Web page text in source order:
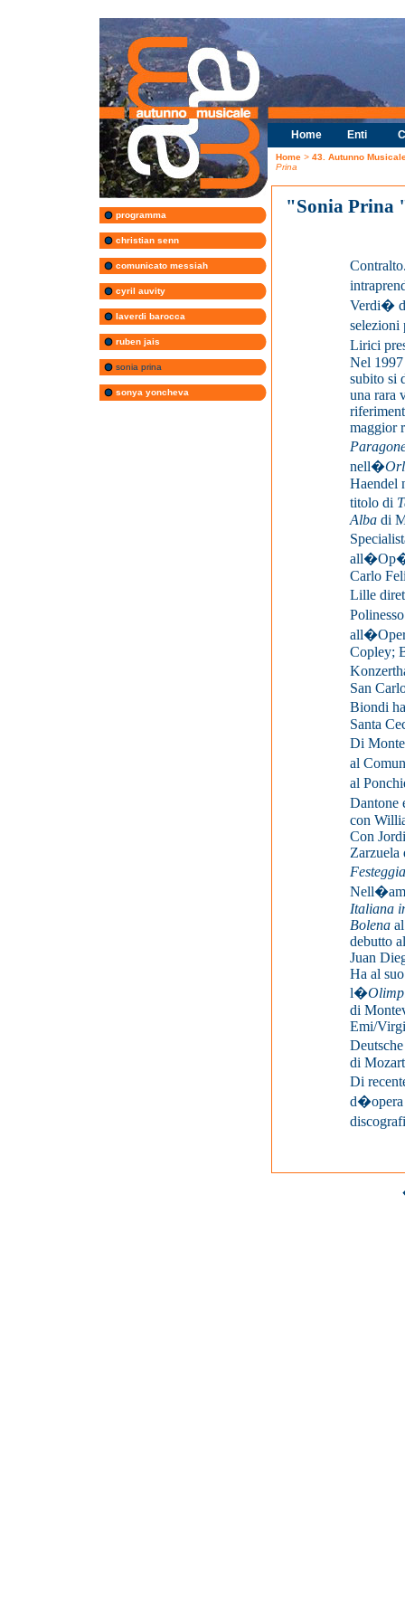
programma
christian senn
comunicato messiah
cyril auvity
laverdi barocca
ruben jais
sonia prina
sonya yoncheva
Home Enti
Home > 43. Autunno
Prina
"Sonia Prina
Verdi�
Lirici
Nel
subito si
una rara
maggior
nell�
Haendel
titolo di
Alba di
Carlo
Lille
Copley;
San
Biondi
Santa
Di
al
al
Dantone
con
Con
Italiana
Bolena
debutto
Juan
Ha al
l�
di
Emi/
di
Di
d�opera